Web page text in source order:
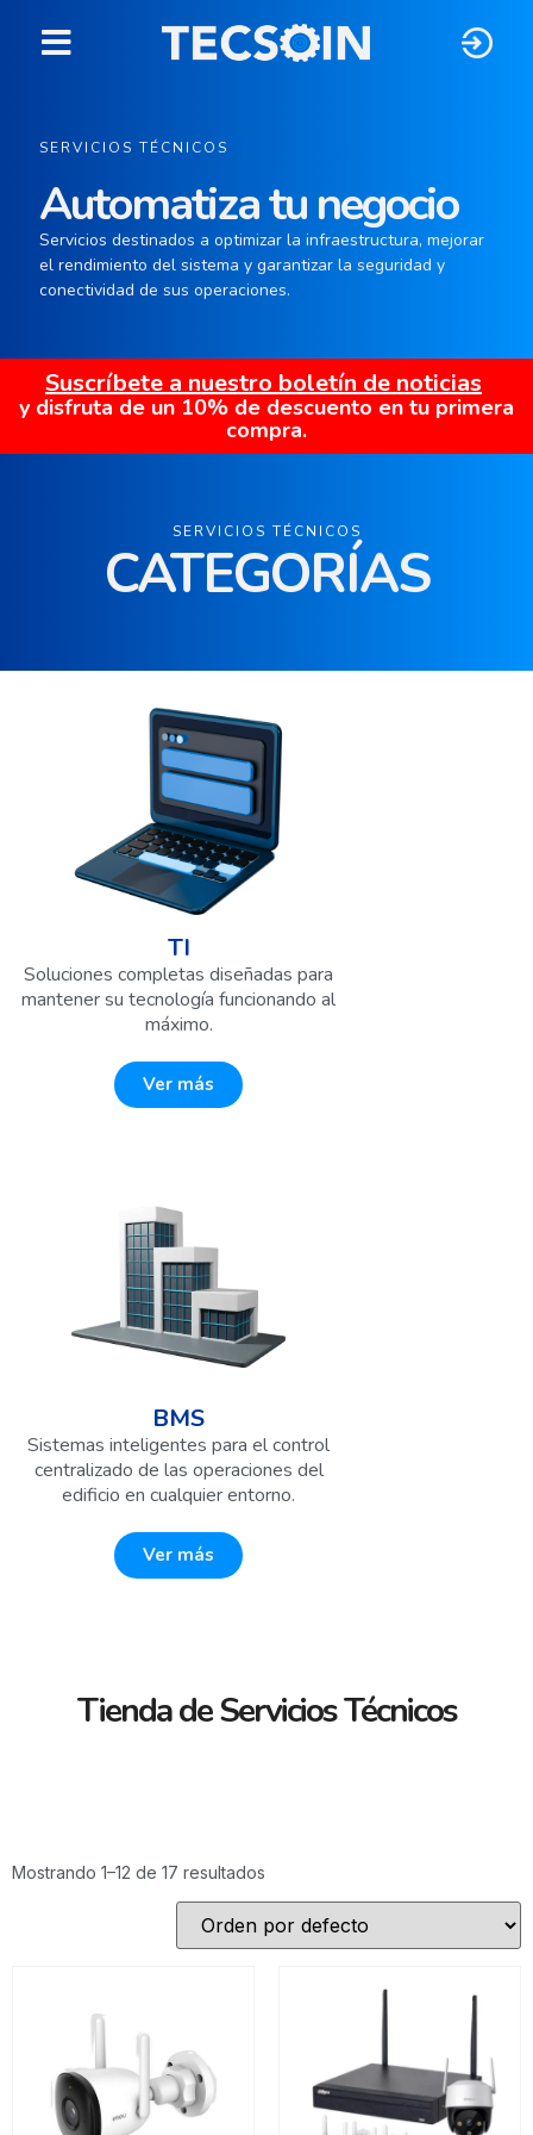
SERVICIOS TÉCNICOS
Automatiza tu negocio
Servicios destinados a optimizar la infraestructura, mejorar
el rendimiento del sistema y garantizar la seguridad y
conectividad de sus operaciones.
Suscríbete a nuestro boletín de noticias
y disfruta de un 10% de descuento en tu primera
compra.
SERVICIOS TÉCNICOS
CATEGORÍAS
TI
Soluciones completas diseñadas para
mantener su tecnología funcionando al
máximo.
Ver más
BMS
Sistemas inteligentes para el control
centralizado de las operaciones del
edificio en cualquier entorno.
Ver más
Tienda de Servicios Técnicos
Mostrando 1–12 de 17 resultados